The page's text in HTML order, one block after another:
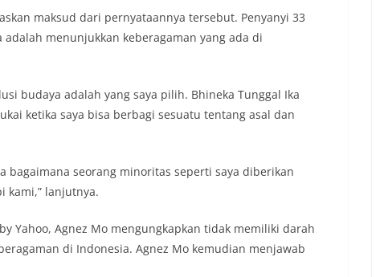
maksud dari pernyataannya tersebut. Penyanyi 33
menunjukkan keberagaman yang ada di
budaya adalah yang saya pilih. Bhineka Tunggal Ika
ketika saya bisa berbagi sesuatu tentang asal dan
bagaimana seorang minoritas seperti saya diberikan
kami,” lanjutnya.
Yahoo, Agnez Mo mengungkapkan tidak memiliki darah
di Indonesia. Agnez Mo kemudian menjawab